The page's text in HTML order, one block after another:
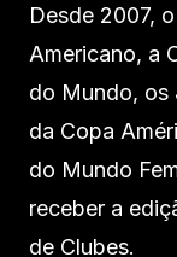
Desde 2007,
Americano, a
do Mundo, os
da Copa
do Mundo
receber a
de Clubes.